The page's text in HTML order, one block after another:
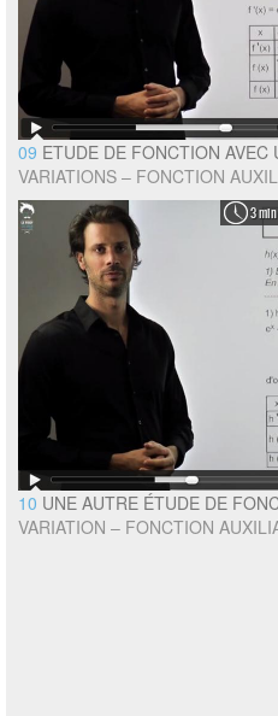
09 ETUDE DE FONCTION AVEC
VARIATIONS – FONCTION
3
10 UNE AUTRE ÉTUDE DE
VARIATION – FONCTION